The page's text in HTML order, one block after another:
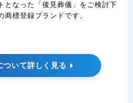
となった「後見葬儀」をご検討下
商標登録ブランドです。
ついて詳しく見る